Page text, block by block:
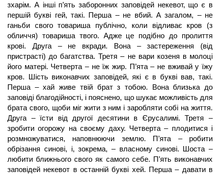
зхарім. А інші п’ять заборонних заповідей некевот, що є в
першій букві гей, такі. Перша – не вбий. А загалом, – не
ганьби свого товариша публічно, коли відливає кров (з
обличчя) товариша твого. Адже це подібно до пролиття
крові. Друга – не вкради. Вона – застереження (від
пристрасті) до багатства. Третя – не вари козеня в молоці
його матері. Четверта – не їж жир. П’ята – не вживай у їжу
кров. Шість виконавчих заповідей, які є в букві вав, такі.
Перша – хай живе твій брат з тобою. Вона близька до
заповіді благодійності, і пояснено, що шукає можливість для
брата свого, щоби міг жити з ним і заробляти собі на життя.
Друга – їсти від другої десятини в Єрусалимі. Третя –
зробити огорожу на своєму даху. Четверта – плодитися і
розмножуватися, наповнюючи землю. П’ята – робити
обрізання синові, і, зокрема, – власному синові. Шоста –
любити ближнього свого як самого себе. П’ять виконавчих
заповідей некевот в останній букві хей. Перша – давати в